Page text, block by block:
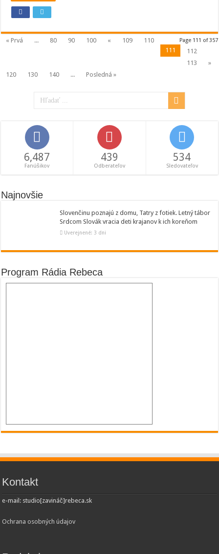
Page 111 of 357
« Prvá ... 80 90 100 « 109
110
111
112
113
»
120
130 140 ... Posledná »
6,487
Fanúšikov
439
Odberateľov
534
Sledovateľov
Najnovšie
Slovenčinu poznajú z domu, Tatry z fotiek. Letný tábor
Srdcom Slovák vracia deti krajanov k ich koreňom
Uverejnené: 3 dni
Program Rádia Rebeca
Kontakt
e-mail: studio[zavináč]rebeca.sk
Ochrana osobných údajov